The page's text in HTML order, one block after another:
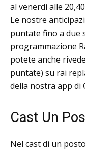
al venerdì alle
Le nostre
puntate fino a due
programmazione
potete anche
puntate) su rai
della nostra app di
Cast Un
Nel cast di un